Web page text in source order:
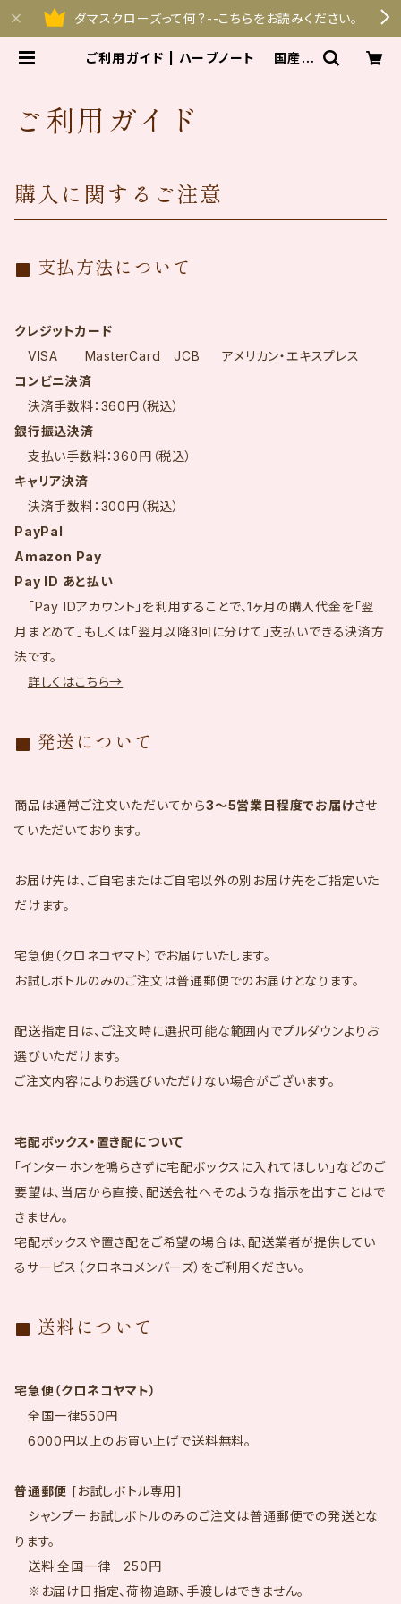
ダマスクローズって何？--こちらをお読みください。
ご利用ガイド | ハーブノート 国産ダ
ご利用ガイド
購入に関するご注意
支払方法について
クレジットカード
VISA MasterCard JCB アメリカン・エキスプレス
コンビニ決済
決済手数料：360円（税込）
銀行振込決済
支払い手数料：360円（税込）
キャリア決済
決済手数料：300円（税込）
PayPal
Amazon Pay
Pay ID あと払い
「Pay IDアカウント」を利用することで、1ヶ月の購入代金を「翌
月まとめて」もしくは「翌月以降3回に分けて」支払いできる決済方
法です。
詳しくはこちら→
発送について
商品は通常ご注文いただいてから3～5営業日程度でお届けさせ
ていただいております。
お届け先は、ご自宅またはご自宅以外の別お届け先をご指定いた
だけます。
宅急便（クロネコヤマト）でお届けいたします。
お試しボトルのみのご注文は普通郵便でのお届けとなります。
配送指定日は、ご注文時に選択可能な範囲内でプルダウンよりお
選びいただけます。
ご注文内容によりお選びいただけない場合がございます。
宅配ボックス・置き配について
「インターホンを鳴らさずに宅配ボックスに入れてほしい」などのご
要望は、当店から直接、配送会社へそのような指示を出すことはで
きません。
宅配ボックスや置き配をご希望の場合は、配送業者が提供してい
るサービス（クロネコメンバーズ）をご利用ください。
送料について
宅急便（クロネコヤマト）
全国一律550円
6000円以上のお買い上げで送料無料。
普通郵便 [お試しボトル専用]
シャンプーお試しボトルのみのご注文は普通郵便での発送とな
ります。
送料:全国一律 250円
※お届け日指定、荷物追跡、手渡しはできません。